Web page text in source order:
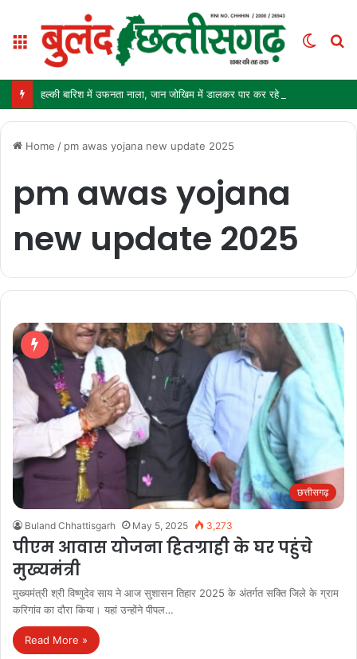
Menu
Switch
Home / pm awas yojana new update 2025
pm awas yojana
new update 2025
छत्तीसगढ़
Buland Chhattisgarh May 5, 2025 3,273
पीएम आवास योजना हितग्राही के घर पहुंचे
मुख्यमंत्री
मुख्यमंत्री श्री विष्णुदेव साय ने आज सुशासन तिहार 2025 के अंतर्गत सक्ति जिले के ग्राम
करिगांव का दौरा किया। यहां उन्होंने पीपल…
Read More »